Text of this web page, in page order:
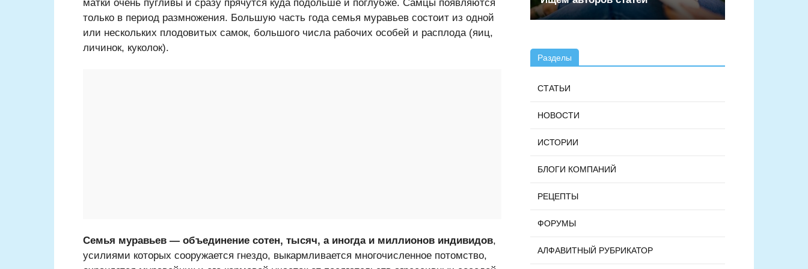
матки очень пугливы и сразу прячутся куда подольше и поглубже. Самцы появляются
только в период размножения. Большую часть года семья муравьев состоит из одной
или нескольких плодовитых самок, большого числа рабочих особей и расплода (яиц,
личинок, куколок).
Семья муравьев — объединение сотен, тысяч, а иногда и миллионов индивидов,
усилиями которых сооружается гнездо, выкармливается многочисленное потомство,
Разделы
СТАТЬИ
НОВОСТИ
ИСТОРИИ
БЛОГИ КОМПАНИЙ
РЕЦЕПТЫ
ФОРУМЫ
АЛФАВИТНЫЙ РУБРИКАТОР